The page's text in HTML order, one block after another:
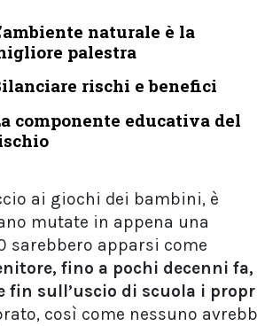
naturale è la
palestra
rischi e benefici
componente educativa del
ai giochi dei bambini, è
mutate in appena una
sarebbero apparsi come
fino a pochi decenni fa,
fin sull’uscio di scuola i
così come nessuno